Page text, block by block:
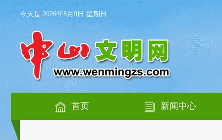
今天是 2026年8月9日 星期日
首页 新闻中心